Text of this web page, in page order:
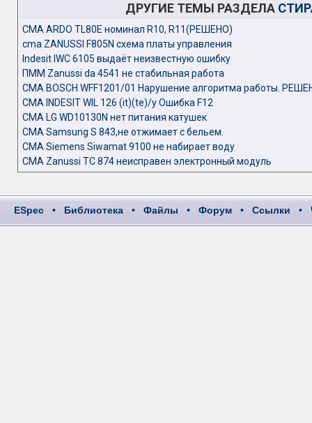
ДРУГИЕ ТЕМЫ РАЗДЕЛА
CMA ARDO TL80E номинал R10, R11(РЕШЕНО)
cma ZANUSSI F805N схема платы управления
Indesit IWC 6105 выдаёт неизвестную ошибку
ПММ Zanussi da 4541 не стабильная работа
СМА BOSCH WFF1201/01 Нарушение алгоритма работы.
СМА INDESIT WIL 126 (it)(te)/y Ошибка F12
СМА LG WD10130N нет питания катушек
СМА Samsung S 843,не отжимает с бельем.
СМА Siemens Siwamat 9100 не набирает воду
СМА Zanussi TC 874 неисправен электронный модуль
ESpec • Библиотека • Файлы • Форум • Ссылки •